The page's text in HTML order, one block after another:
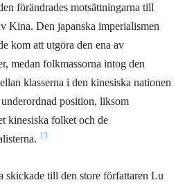
förändrades motsättningarna till
Kina. Den japanska imperialismen
kom att utgöra den ena av
medan folkmassorna intog den
klasserna i den kinesiska nationen
position, liksom
kinesiska folket och de
13
skickade till den store författaren Lu